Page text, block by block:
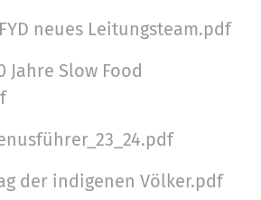
neues Leitungsteam.pdf
Jahre Slow Food
der indigenen Völker.pdf